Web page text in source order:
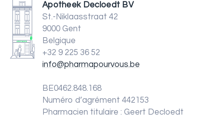
Apotheek Decloedt BV
St.-Niklaasstraat 42
9000 Gent
Belgique
+32 9 225 36 52
info@pharmapourvous.be
BE0462.848.168
Numéro d’agrément 442153
Pharmacien titulaire : Geert Decloedt